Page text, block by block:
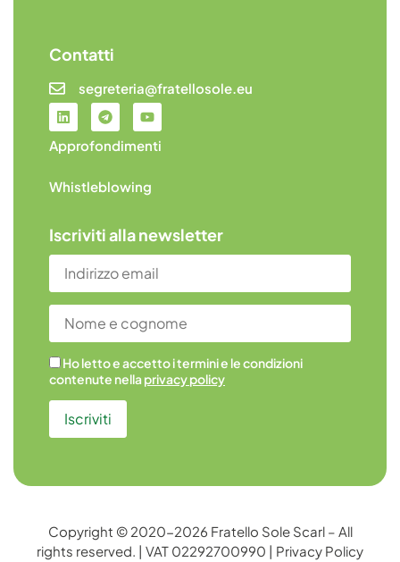
Contatti
segreteria@fratellosole.eu
Approfondimenti
Whistleblowing
Iscriviti alla newsletter
Ho letto e accetto i termini e le condizioni
contenute nellaprivacy policy
Copyright © 2020-2026 Fratello Sole Scarl – All
rights reserved. | VAT 02292700990 | Privacy Policy